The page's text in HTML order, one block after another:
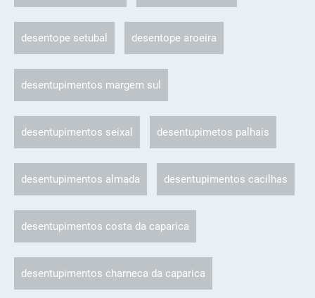
desentope setubal desentope aroeira
desentupimentos margem sul
desentupimentos seixal desentupimetos palhais
desentupimentos almada desentupimentos cacilhas
desentupimentos costa da caparica
desentupimentos charneca da caparica